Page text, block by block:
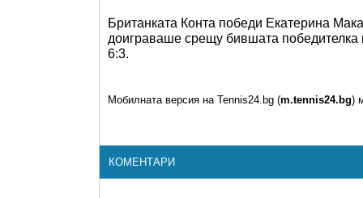
Британката Конта победи Екатерина
доиграваше срещу бившата
6:3.
Мобилната версия на Tennis24.bg (m.tennis24.bg)
КОМЕНТАРИ